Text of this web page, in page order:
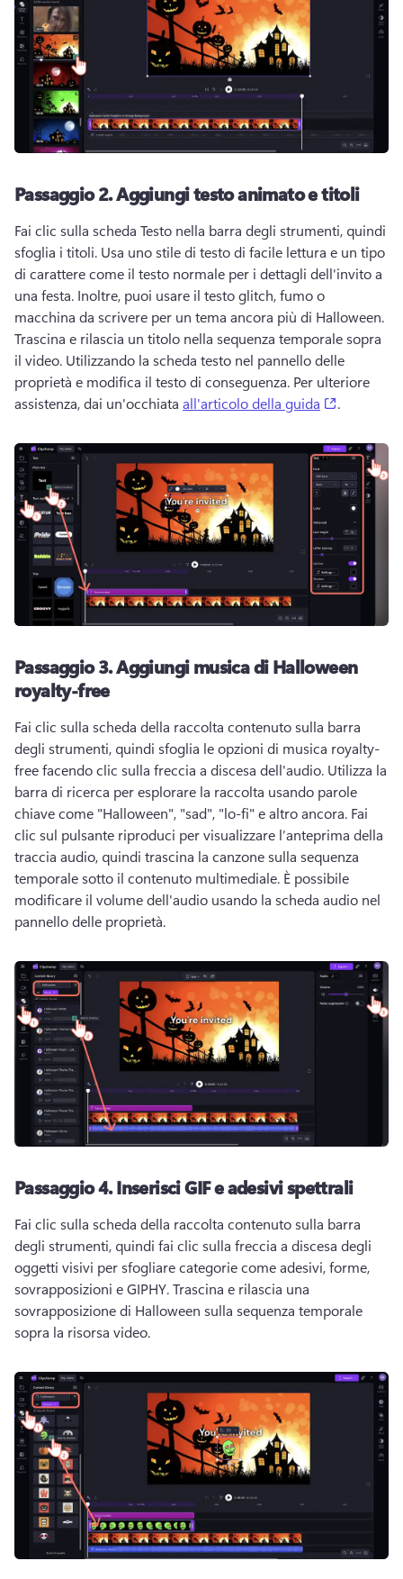
Passaggio 2.Aggiungi testo animato e titoli
Fai clic sulla scheda Testo nella barra degli strumenti, quindi
sfoglia i titoli. Usa uno stile di testo di facile lettura e un tipo
di carattere come il testo normale per i dettagli dell'invito a
una festa. Inoltre, puoi usare il testo glitch, fumo o
Trascina e rilascia un titolo nella sequenza temporale sopra
il video. Utilizzando la scheda testo nel pannello delle
proprietà e modifica il testo di conseguenza. Per ulteriore
assistenza, dai un'occhiata all'articolo della guida .
Passaggio 3.Aggiungi musica di Halloween
royalty-free
Fai clic sulla scheda della raccolta contenuto sulla barra
degli strumenti, quindi sfoglia le opzioni di musica royalty-
free facendo clic sulla freccia a discesa dell'audio. Utilizza la
barra di ricerca per esplorare la raccolta usando parole
chiave come "Halloween", "sad", "lo-fi" e altro ancora. Fai
clic sul pulsante riproduci per visualizzare l’anteprima della
traccia audio, quindi trascina la canzone sulla sequenza
temporale sotto il contenuto multimediale. È possibile
modificare il volume dell'audio usando la scheda audio nel
pannello delle proprietà.
Passaggio 4.Inserisci GIF e adesivi spettrali
Fai clic sulla scheda della raccolta contenuto sulla barra
degli strumenti, quindi fai clic sulla freccia a discesa degli
oggetti visivi per sfogliare categorie come adesivi, forme,
sovrapposizioni e GIPHY. Trascina e rilascia una
sovrapposizione di Halloween sulla sequenza temporale
sopra la risorsa video.